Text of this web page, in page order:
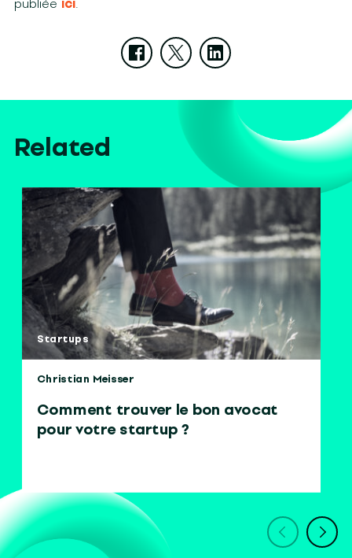
publiée ici.
Related
Startups
Christian Meisser
Comment trouver le bon avocat
pour votre startup ?